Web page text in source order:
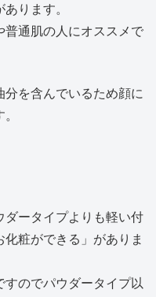
ります。
普通肌の人にオススメで
分を含んでいるため顔に
ダータイプよりも軽い付
粧ができる」がありま
のでパウダータイプ以